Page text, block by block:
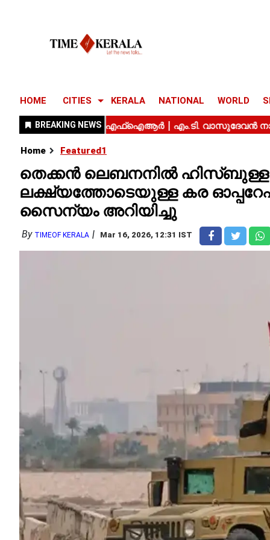
HOME CITIES KERALA NATIONAL WORLD
Home Featured1
തെക്കൻ ലെബനനിൽ
ലക്ഷ്യത്തോടെയുള്ള കര
സൈന്യം അറിയിച്ചു
By TIMEOF KERALA Mar 16, 2026, 12:31 IST